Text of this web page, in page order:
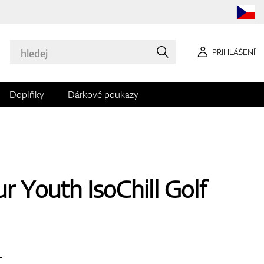
PŘIHLÁŠENÍ
Doplňky Dárkové poukazy
Youth IsoChill Golf